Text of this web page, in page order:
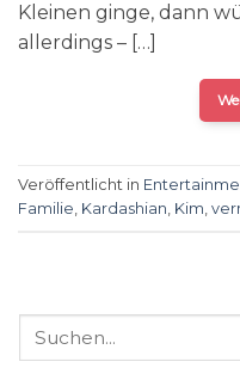
Kleinen ginge, dann
allerdings – […]
Veröffentlicht in
Familie, Kardashian, Kim,